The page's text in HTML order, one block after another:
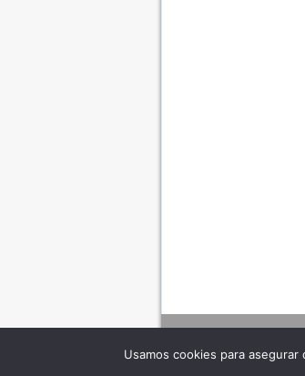
Usamos cookies para